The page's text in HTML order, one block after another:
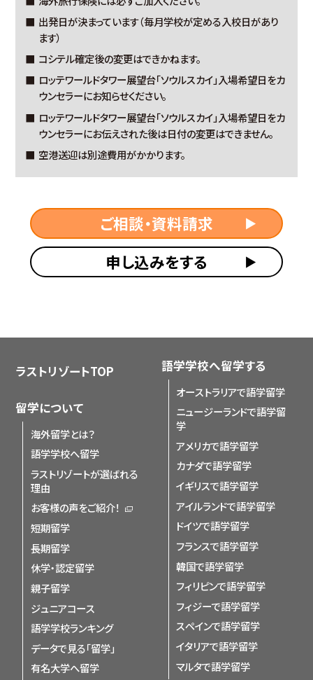
出発日が決まっています（毎月学校が定める入校日があり
ます）
コシテル確定後の変更はできかねます。
ロッテワールドタワー展望台「ソウルスカイ」入場希望日をカ
ウンセラーにお知らせください。
ロッテワールドタワー展望台「ソウルスカイ」入場希望日をカ
ウンセラーにお伝えされた後は日付の変更はできません。
空港送迎は別途費用がかかります。
ご相談・資料請求
申し込みをする
ラストリゾートTOP
留学について
海外留学とは？
語学学校へ留学
ラストリゾートが選ばれる
理由
お客様の声をご紹介！
短期留学
長期留学
休学・認定留学
親子留学
ジュニアコース
語学学校ランキング
データで見る「留学」
有名大学へ留学
語学学校へ留学する
オーストラリアで語学留学
ニュージーランドで語学留
学
アメリカで語学留学
カナダで語学留学
イギリスで語学留学
アイルランドで語学留学
ドイツで語学留学
フランスで語学留学
韓国で語学留学
フィリピンで語学留学
フィジーで語学留学
スペインで語学留学
イタリアで語学留学
マルタで語学留学